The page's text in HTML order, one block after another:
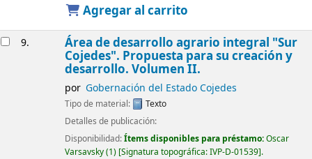
Agregar al carrito
9. Área de desarrollo agrario integral "Sur
Cojedes". Propuesta para su creación y
desarrollo. Volumen II.
por Gobernación del Estado Cojedes
Tipo de material:
Texto
Detalles de publicación:
Disponibilidad:Ítems disponibles para préstamo:Oscar
Varsavsky(1) Signatura topográfica:IVP-D-01539 .